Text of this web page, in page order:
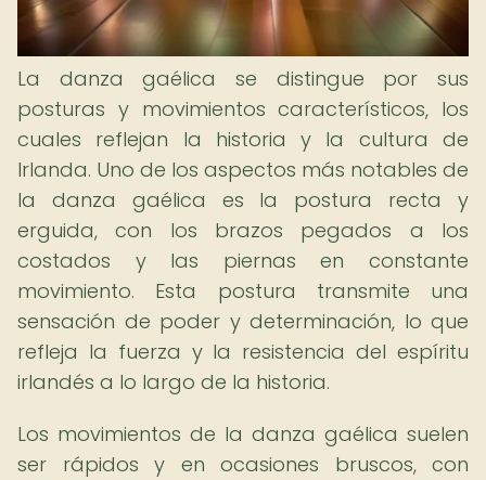
La danza gaélica se distingue por sus
posturas y movimientos característicos, los
cuales reflejan la historia y la cultura de
Irlanda. Uno de los aspectos más notables de
la danza gaélica es la postura recta y
erguida, con los brazos pegados a los
costados y las piernas en constante
movimiento. Esta postura transmite una
sensación de poder y determinación, lo que
refleja la fuerza y la resistencia del espíritu
irlandés a lo largo de la historia.
Los movimientos de la danza gaélica suelen
ser rápidos y en ocasiones bruscos, con